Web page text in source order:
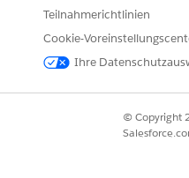
PROBLEM MITHILFE DIESES
damit wir uns
Teilnahmerichtlinien
Cookie-
Ihre
© Copyright